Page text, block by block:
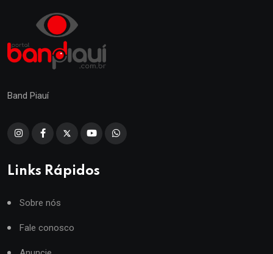
Band Piauí
Links Rápidos
Sobre nós
Fale conosco